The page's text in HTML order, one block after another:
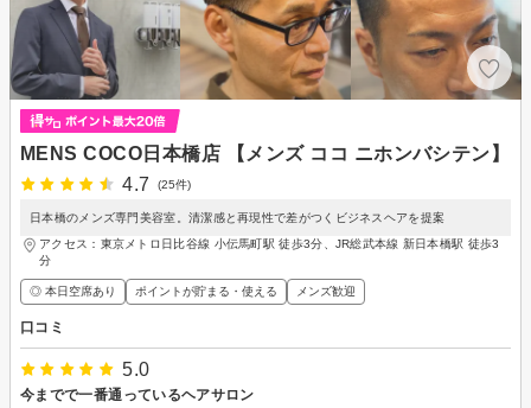
MENS COCO日本橋店 【メンズ ココ ニホンバシテン】
4.7
(25件)
日本橋のメンズ専門美容室。清潔感と再現性で差がつくビジネスヘアを提案
アクセス：東京メトロ日比谷線 小伝馬町駅 徒歩3分、JR総武本線 新日本橋駅 徒歩3
分
◎ 本日空席あり ポイントが貯まる・使える メンズ歓迎
口コミ
5.0
今までで一番通っているヘアサロン